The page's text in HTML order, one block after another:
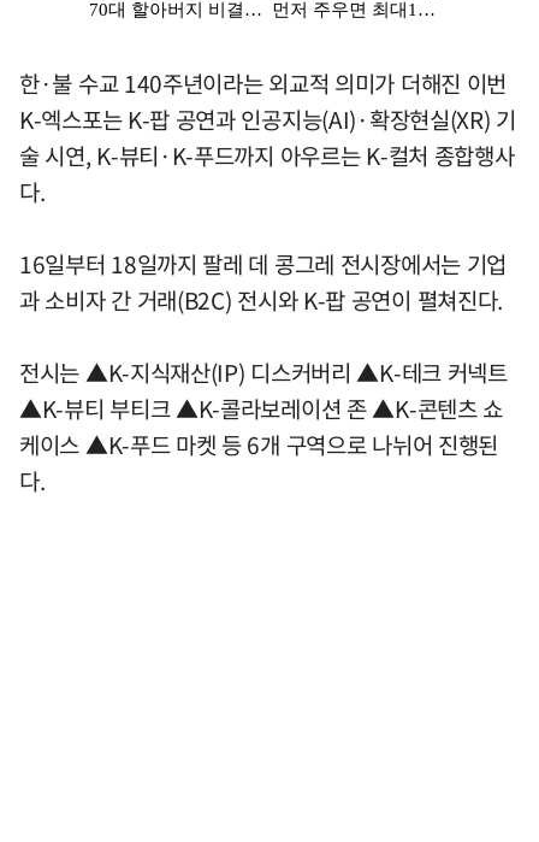
한·불 수교 140주년이라는 외교적 의미가 더해진 이번
K-엑스포는 K-팝 공연과 인공지능(AI)·확장현실(XR) 기
술 시연, K-뷰티·K-푸드까지 아우르는 K-컬처 종합행사
다.
16일부터 18일까지 팔레 데 콩그레 전시장에서는 기업
과 소비자 간 거래(B2C) 전시와 K-팝 공연이 펼쳐진다.
전시는 ▲K-지식재산(IP) 디스커버리 ▲K-테크 커넥트
▲K-뷰티 부티크 ▲K-콜라보레이션 존 ▲K-콘텐츠 쇼
케이스 ▲K-푸드 마켓 등 6개 구역으로 나뉘어 진행된
다.